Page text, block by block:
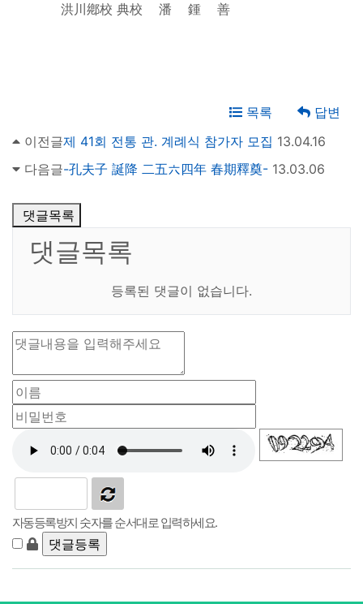
洪川鄕校 典校 潘 鍾 善
목록
답변
이전글제 41회 전통 관. 계례식 참가자 모집 13.04.16
다음글-孔夫子 誕降 二五六四年 春期釋奠- 13.03.06
댓글목록
댓글목록
등록된 댓글이 없습니다.
자동등록방지 숫자를 순서대로 입력하세요.